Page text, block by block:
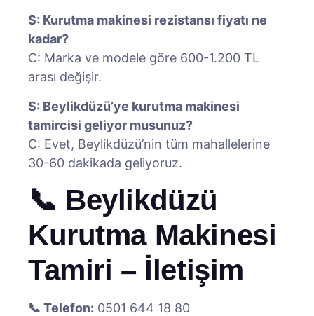
S: Kurutma makinesi rezistansı fiyatı ne
kadar?
C: Marka ve modele göre 600-1.200 TL
arası değişir.
S: Beylikdüzü’ye kurutma makinesi
tamircisi geliyor musunuz?
C: Evet, Beylikdüzü’nin tüm mahallelerine
30-60 dakikada geliyoruz.
📞 Beylikdüzü
Kurutma Makinesi
Tamiri – İletişim
📞 Telefon: 0501 644 18 80